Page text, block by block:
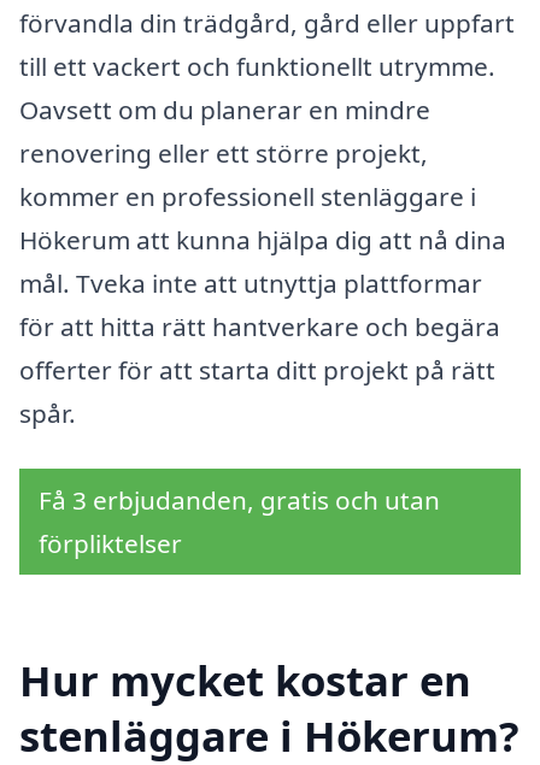
förvandla din trädgård, gård eller uppfart
till ett vackert och funktionellt utrymme.
Oavsett om du planerar en mindre
renovering eller ett större projekt,
kommer en professionell stenläggare i
Hökerum att kunna hjälpa dig att nå dina
mål. Tveka inte att utnyttja plattformar
för att hitta rätt hantverkare och begära
offerter för att starta ditt projekt på rätt
spår.
Få 3 erbjudanden, gratis och utan
förpliktelser
Hur mycket kostar en
stenläggare i Hökerum?